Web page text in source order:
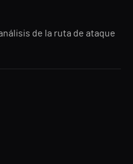
de la ruta de ataque